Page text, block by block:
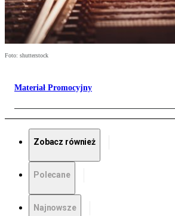
Foto: shutterstock
Materiał Promocyjny
Zobacz również
Polecane
Najnowsze